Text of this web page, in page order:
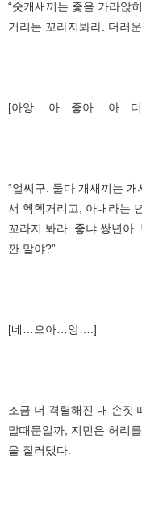
“숫캐새끼는 좇을 가라앉
거리는 꼬라지봐라. 더러
[아앙….아…좋아….아…
“얼씨구. 둘다 개새끼는
서 헥헥거리고, 아내라는
꼬라지 봐라. 좋냐 쌍년아.
깐 말야?”
[네…으아…앙….]
조금 더 격렬해진 내 손짓
말때문일까, 지민은 허리
을 질러댔다.